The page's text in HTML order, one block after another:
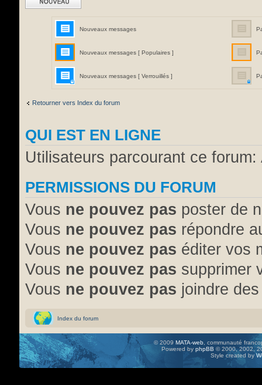
Nouveaux messages
Nouveaux messages [ Populaires ]
Nouveaux messages [ Verrouillés ]
Retourner vers Index du forum
QUI EST EN LIGNE
Utilisateurs parcourant ce
PERMISSIONS DU FORUM
Vous ne pouvez pas poster de
Vous ne pouvez pas répondre
Vous ne pouvez pas éditer vos
Vous ne pouvez pas supprimer
Vous ne pouvez pas joindre
Index du forum
© 2009 MATA-web , communauté
Powered by phpBB © 2000, 2002,
Style created by